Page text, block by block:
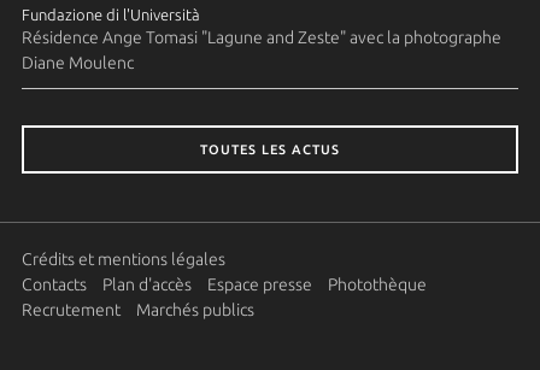
Fundazione di l'Università
Résidence Ange Tomasi "Lagune and Zeste" avec la photographe
Diane Moulenc
TOUTES LES ACTUS
Crédits et mentions légales
Contacts
Plan d'accès Espace presse
Photothèque
Recrutement
Marchés publics